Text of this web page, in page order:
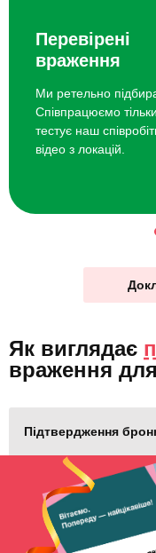
Перевірені
враження
Ми ретельно
Співпрацюємо
тестує наш
відео з локацій.
Як виглядає
враження
Підтвердження